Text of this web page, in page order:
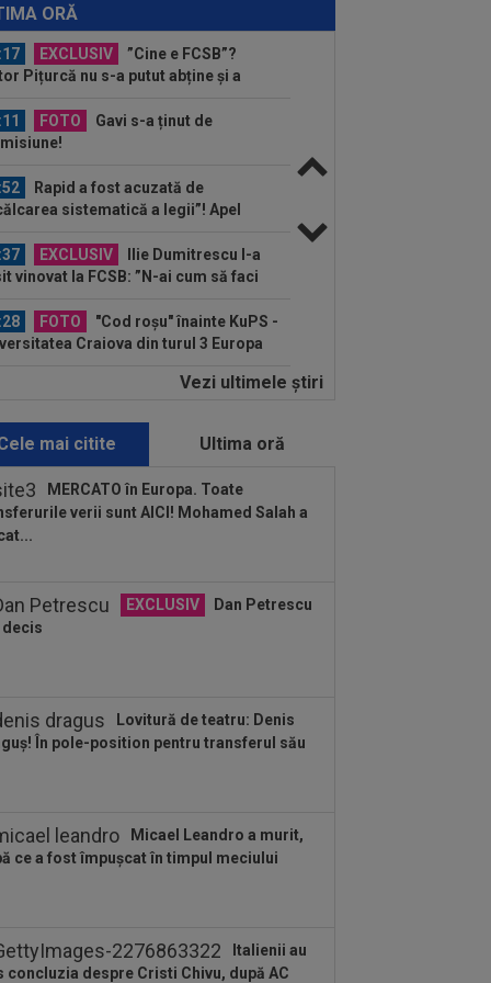
ORĂ
Yan Diomande, la echipa a doua!
EXCLUSIV
”Cine e FCSB”?
Pițurcă nu s-a putut abține și a
FOTO
Gavi s-a ținut de
Rapid a fost acuzată de
sistematică a legii”! Apel
EXCLUSIV
Ilie Dumitrescu l-a
vinovat la FCSB: ”N-ai cum să faci
FOTO
"Cod roșu" înainte KuPS -
Craiova din turul 3 Europa
A fost omorât la doar 27 de ani,
David Popovici e gata de
de la Paris! Campionul român
aflat...
În sfârșit s-a făcut: Yan
la Real Madrid! Suma finală e
EXCLUSIV
”Cine e FCSB”?
Pițurcă nu s-a putut abține și a
Rapid a fost acuzată de
Vezi ultimele ştiri
mai citite Ultima oră
MERCATO în Europa. Toate
verii sunt AICI! Mohamed Salah a
EXCLUSIV
Dan Petrescu
decis
Lovitură de teatru: Denis
În pole-position pentru transferul său
Micael Leandro a murit,
ce a fost împușcat în timpul meciului
Italienii au
concluzia despre Cristi Chivu, după AC